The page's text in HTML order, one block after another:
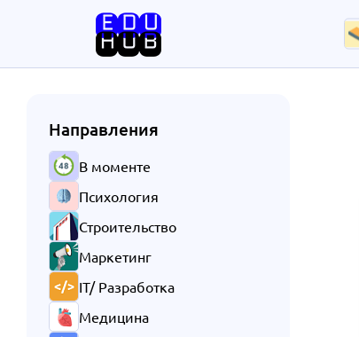
Направления
В моменте
Психология
Строительство
Маркетинг
IT/ Разработка
Медицина